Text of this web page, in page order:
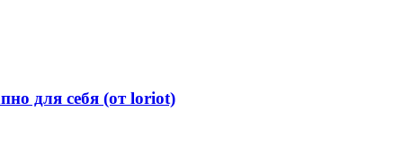
для себя (от loriot)